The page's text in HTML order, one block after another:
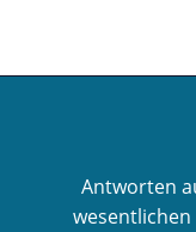
springen
Antworten
wesentlichen